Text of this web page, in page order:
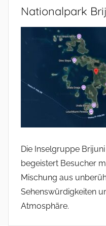
Nationalpark
Die Inselgruppe
begeistert Besucher
Mischung aus
Sehenswürdigkeiten
Atmosphäre.